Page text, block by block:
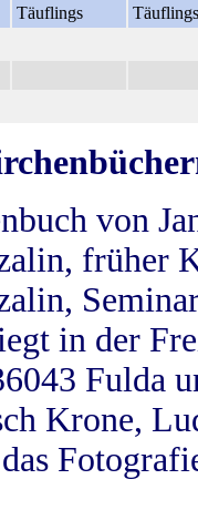
Täuflings
Täuflings
von
früher
in der
Fulda
Krone,